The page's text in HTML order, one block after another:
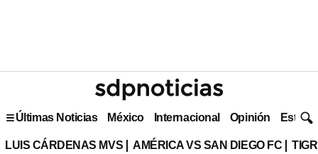
Últimas Noticias México Internacional Opinión Estilo
LUIS CÁRDENAS MVS AMÉRICA VS SAN DIEGO FC